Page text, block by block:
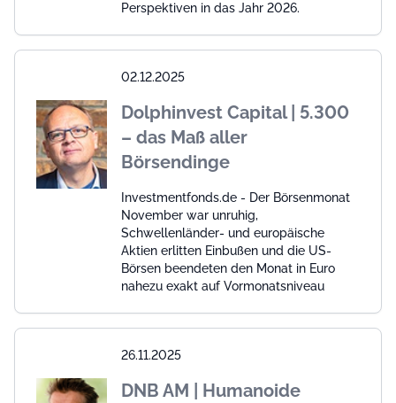
Perspektiven in das Jahr 2026.
02.12.2025
Dolphinvest Capital | 5.300
– das Maß aller
Börsendinge
Investmentfonds.de - Der Börsenmonat
November war unruhig,
Schwellenländer- und europäische
Aktien erlitten Einbußen und die US-
Börsen beendeten den Monat in Euro
nahezu exakt auf Vormonatsniveau
26.11.2025
DNB AM | Humanoide